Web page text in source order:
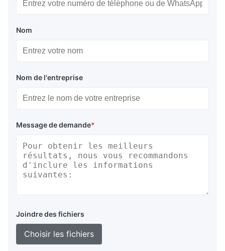
Nom
Nom de l'entreprise
Message de demande*
Joindre des fichiers
Choisir les fichiers